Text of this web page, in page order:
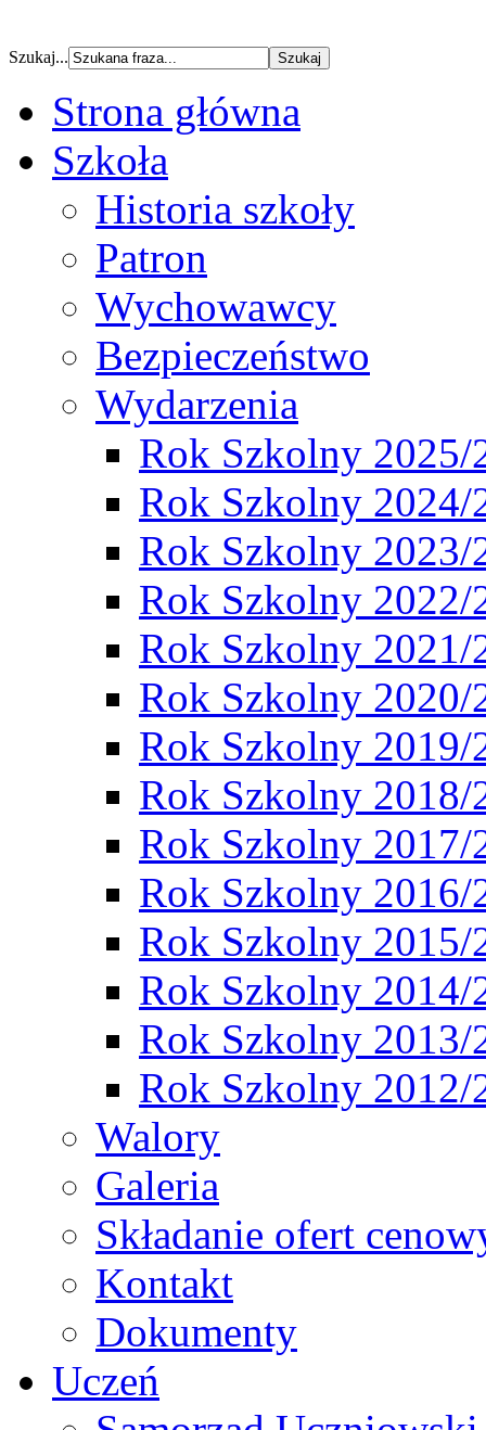
Szukaj...
Strona główna
Szkoła
Historia szkoły
Patron
Wychowawcy
Bezpieczeństwo
Wydarzenia
Rok Szkolny 2025/
Rok Szkolny 2024/
Rok Szkolny 2023/
Rok Szkolny 2022/
Rok Szkolny 2021/
Rok Szkolny 2020/
Rok Szkolny 2019/
Rok Szkolny 2018/
Rok Szkolny 2017/
Rok Szkolny 2016/
Rok Szkolny 2015/
Rok Szkolny 2014/
Rok Szkolny 2013/
Rok Szkolny 2012/
Walory
Galeria
Składanie ofert
Kontakt
Dokumenty
Uczeń